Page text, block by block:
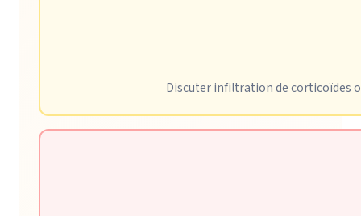
Discuter infiltration de corticoïdes